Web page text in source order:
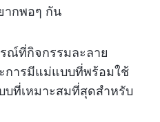
ากพอๆ กัน
ณ์ที่กิจกรรมละลาย
การมีแม่แบบที่พร้อมใช้
ที่เหมาะสมที่สุดสำหรับ